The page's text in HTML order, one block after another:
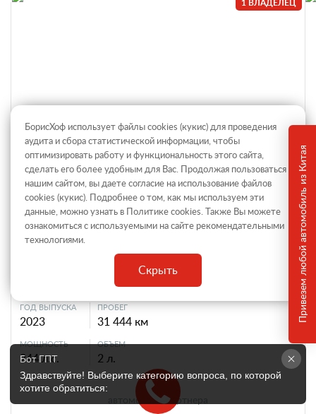
1 ВЛАДЕЛЕЦ
Jetour X90+
ГОД ВЫПУСКА
2023
ПРОБЕГ
31 444 км
МОЩНОСТЬ
244 л.с.
ОБЪЕМ
2 л.
автомобиль партнера
Привезем любой автомобиль из Китая
БорисХоф использует файлы cookies (кукиc) для проведения
аудита и сбора статистической информации, чтобы
оптимизировать работу и функциональность этого сайта,
сделать его более удобным для Вас. Продолжая пользоваться
нашим сайтом, вы даете согласие на использование файлов
cookies (кукиc). Подробнее о том, как мы используем эти
данные, можно узнать в Политикеcookies. Также Вы можете
ознакомиться с используемыми на сайте рекомендательными
технологиями.
Скрыть
Бот ГПТ
Здравствуйте! Выберите категорию вопроса, по которой
хотите обратиться: